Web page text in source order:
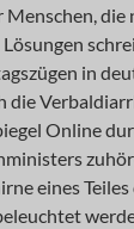
die
in
die
Online
eines